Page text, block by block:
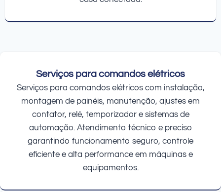
Serviços para comandos elétricos
Serviços para comandos elétricos com instalação,
montagem de painéis, manutenção, ajustes em
contator, relé, temporizador e sistemas de
automação. Atendimento técnico e preciso
garantindo funcionamento seguro, controle
eficiente e alta performance em máquinas e
equipamentos.